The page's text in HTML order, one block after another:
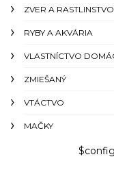
ZVER A RASTLINSTVO
RYBY A AKVÁRIA
VLASTNÍCTVO
ZMIEŠANÝ
VTÁCTVO
MAČKY